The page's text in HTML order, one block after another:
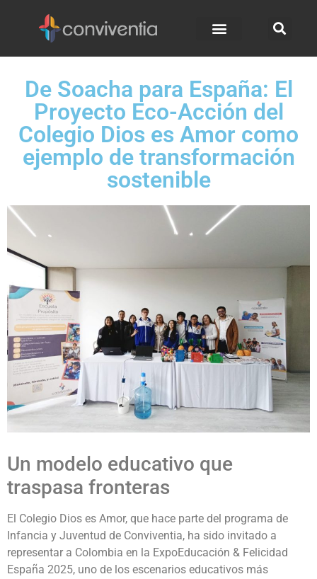
De Soacha para España: El
Proyecto Eco-Acción del
Colegio Dios es Amor como
ejemplo de transformación
sostenible
Un modelo educativo que
traspasa fronteras
El Colegio Dios es Amor, que hace parte del programa de
Infancia y Juventud de Conviventia, ha sido invitado a
representar a Colombia en la ExpoEducación & Felicidad
España 2025, uno de los escenarios educativos más